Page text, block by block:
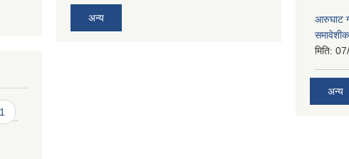
1
अन्य
आरुघाट
मिति:
अन्य